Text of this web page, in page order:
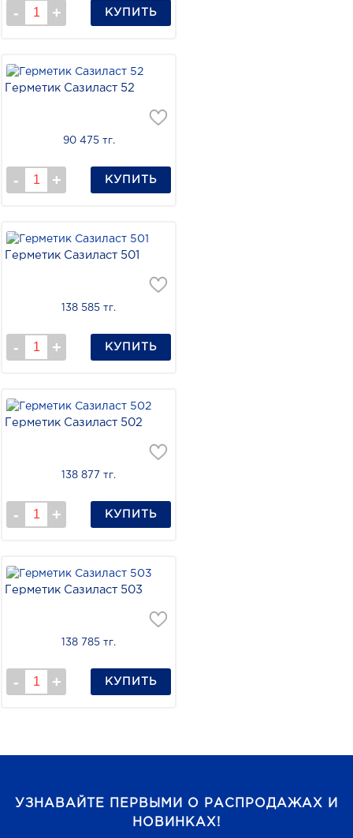
КУПИТЬ
Герметик Сазиласт 52
90 475 тг.
КУПИТЬ
Герметик Сазиласт 501
138 585 тг.
КУПИТЬ
Герметик Сазиласт 502
138 877 тг.
КУПИТЬ
Герметик Сазиласт 503
138 785 тг.
КУПИТЬ
УЗНАВАЙТЕ ПЕРВЫМИ О РАСПРОДАЖАХ И
НОВИНКАХ!